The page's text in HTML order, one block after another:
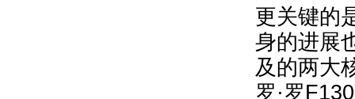
更关键的
身的进展
及的两大
罗·罗